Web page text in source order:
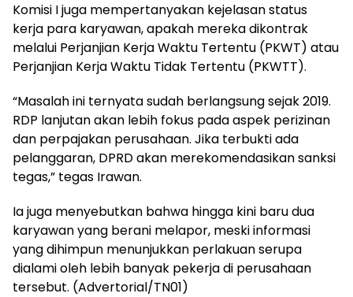
Komisi I juga mempertanyakan kejelasan status
kerja para karyawan, apakah mereka dikontrak
melalui Perjanjian Kerja Waktu Tertentu (PKWT) atau
Perjanjian Kerja Waktu Tidak Tertentu (PKWTT).
“Masalah ini ternyata sudah berlangsung sejak 2019.
RDP lanjutan akan lebih fokus pada aspek perizinan
dan perpajakan perusahaan. Jika terbukti ada
pelanggaran, DPRD akan merekomendasikan sanksi
tegas,” tegas Irawan.
Ia juga menyebutkan bahwa hingga kini baru dua
karyawan yang berani melapor, meski informasi
yang dihimpun menunjukkan perlakuan serupa
dialami oleh lebih banyak pekerja di perusahaan
tersebut. (Advertorial/TN01)